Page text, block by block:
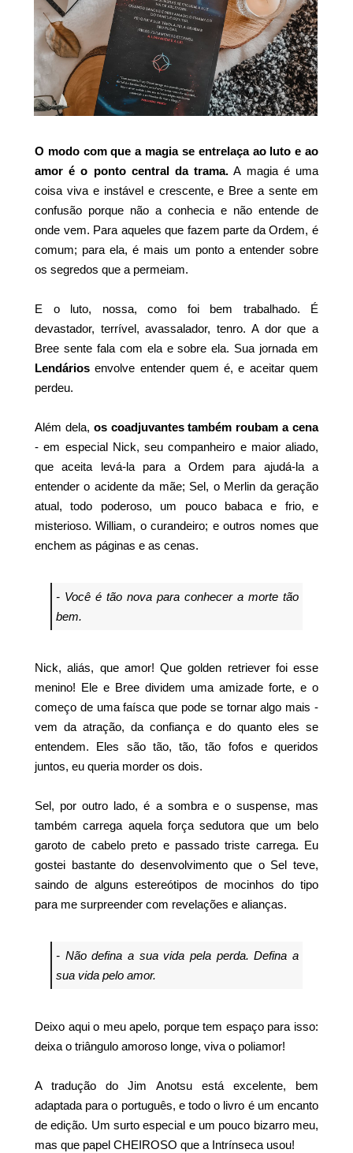
O modo com que a magia se entrelaça ao luto e ao
amor é o ponto central da trama. A magia é uma
coisa viva e instável e crescente, e Bree a sente em
confusão porque não a conhecia e não entende de
onde vem. Para aqueles que fazem parte da Ordem, é
comum; para ela, é mais um ponto a entender sobre
os segredos que a permeiam.
E o luto, nossa, como foi bem trabalhado. É
devastador, terrível, avassalador, tenro. A dor que a
Bree sente fala com ela e sobre ela. Sua jornada em
Lendáriosenvolve entender quem é, e aceitar quem
perdeu.
Além dela, os coadjuvantes também roubam a cena
- em especial Nick, seu companheiro e maior aliado,
que aceita levá-la para a Ordem para ajudá-la a
entender o acidente da mãe; Sel, o Merlin da geração
atual, todo poderoso, um pouco babaca e frio, e
misterioso. William, o curandeiro; e outros nomes que
enchem as páginas e as cenas.
- Você é tão nova para conhecer a morte tão
bem.
Nick, aliás, que amor! Que golden retriever foi esse
menino! Ele e Bree dividem uma amizade forte, e o
começo de uma faísca que pode se tornar algo mais -
vem da atração, da confiança e do quanto eles se
entendem. Eles são tão, tão, tão fofos e queridos
juntos, eu queria morder os dois.
Sel, por outro lado, é a sombra e o suspense, mas
também carrega aquela força sedutora que um belo
garoto de cabelo preto e passado triste carrega. Eu
gostei bastante do desenvolvimento que o Sel teve,
saindo de alguns estereótipos de mocinhos do tipo
para me surpreender com revelações e alianças.
- Não defina a sua vida pela perda. Defina a
sua vida pelo amor.
Deixo aqui o meu apelo, porque tem espaço para isso:
deixa o triângulo amoroso longe, viva o poliamor!
A tradução do Jim Anotsu está excelente, bem
adaptada para o português, e todo o livro é um encanto
de edição. Um surto especial e um pouco bizarro meu,
mas que papel CHEIROSO que a Intrínseca usou!